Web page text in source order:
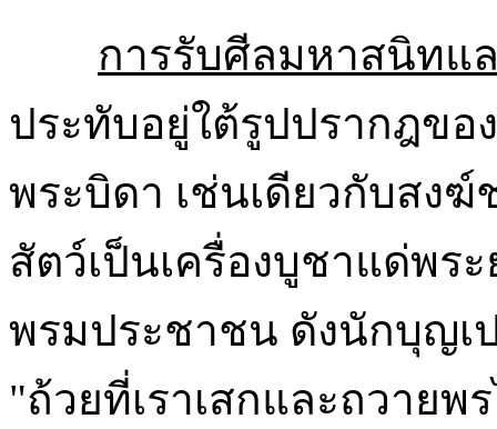
การรับศีลมหาสนิทแ
ประทับอยู่ใต้รูปปรากฎขอ
พระบิดา เช่นเดียวกับสง
สัตว์เป็นเครื่องบูชาแด่พร
พรมประชาชน ดังนักบุญเ
"ถ้วยที่เราเสกและถวาย